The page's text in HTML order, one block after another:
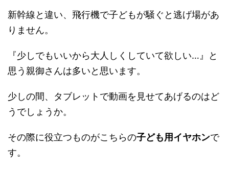
新幹線と違い、飛行機で子どもが騒ぐと逃げ場があ
りません。
『少しでもいいから大人しくしていて欲しい…』と
思う親御さんは多いと思います。
少しの間、タブレットで動画を見せてあげるのはど
うでしょうか。
その際に役立つものがこちらの子ども用イヤホンで
す。